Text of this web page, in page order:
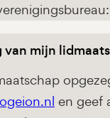
mijn
en geef